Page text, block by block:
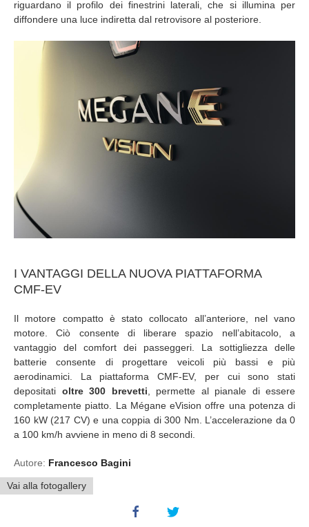
riguardano il profilo dei finestrini laterali, che si illumina per
diffondere una luce indiretta dal retrovisore al posteriore.
I VANTAGGI DELLA NUOVA PIATTAFORMA
CMF-EV
Il motore compatto è stato collocato all’anteriore, nel vano
motore. Ciò consente di liberare spazio nell’abitacolo, a
vantaggio del comfort dei passeggeri. La sottigliezza delle
batterie consente di progettare veicoli più bassi e più
aerodinamici. La piattaforma CMF-EV, per cui sono stati
depositati oltre 300 brevetti , permette al pianale di essere
completamente piatto. La Mégane eVision offre una potenza di
160 kW (217 CV) e una coppia di 300 Nm. L’accelerazione da 0
a 100 km/h avviene in meno di 8 secondi.
Autore: Francesco Bagini
Vai alla fotogallery